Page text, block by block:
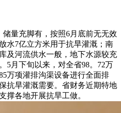
量充脚有，按照6月底前无无效
水7亿立方米用于抗旱灌溉；南
及河流供水一般，地下水源较充
5月下旬以来，对全省98。72万
万项灌排沟渠设备进行全面排
抗旱灌溉需要。省财务近期特地
撑各地开展抗旱工做。